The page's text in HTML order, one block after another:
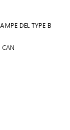
DEL TYPE B